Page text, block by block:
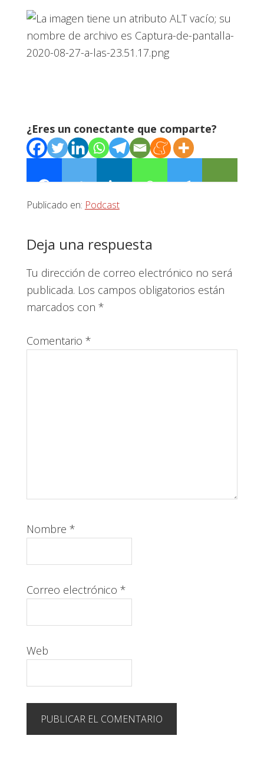
¿Eres un conectante que comparte?
Publicado en: Podcast
Interacciones
con
los
lectores
Deja una respuesta
Tu dirección de correo electrónico no será
publicada. Los campos obligatorios están
marcados con *
Comentario *
Nombre *
Correo electrónico *
Web